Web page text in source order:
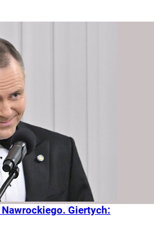
Giertych: